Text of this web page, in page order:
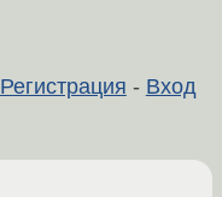
Регистрация - Вход